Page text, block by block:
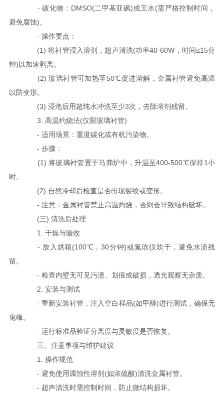
- 碳化物：DMSO(二甲基亚砜)或王水(需严格控制时间，
避免腐蚀)。
- 操作要点：
(1) 将衬管浸入溶剂，超声清洗(功率40-60W，时间≤15分
钟)以加速剥离。
(2) 玻璃衬管可加热至50℃促进溶解，金属衬管避免高温
以防变形。
(3) 浸泡后用超纯水冲洗至少3次，去除溶剂残留。
3. 高温灼烧法(仅限玻璃衬管)
- 适用场景：重度碳化或有机污染物。
- 步骤：
(1) 将玻璃衬管置于马弗炉中，升温至400-500℃保持1小
时。
(2) 自然冷却后检查是否出现裂纹或变形。
- 注意：金属衬管禁止高温灼烧，否则会导致结构破坏。
(三) 清洗后处理
1. 干燥与验收
- 放入烘箱(100℃，30分钟)或氮吹仪吹干，避免水渍残
留。
- 检查内壁无可见污渍、划痕或破损，透光观察无杂质。
2. 安装与测试
- 重新安装衬管，注入空白样品(如甲醇)进行测试，确保无
鬼峰。
- 运行标准品验证分离度与灵敏度是否恢复。
三、注意事项与维护建议
1. 操作规范
- 避免使用腐蚀性溶剂(如浓硫酸)清洗金属衬管。
- 超声清洗时需控制时间，防止微结构损坏。